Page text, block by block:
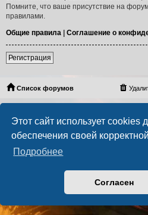
Этот сайт использует cookies
обеспечения своей
Подробнее
Согласен
Помните, что ваше присутствие на
правилами.
Общие правила | Соглашение о
Регистрация
Список форумов
Русская
PS4 Pro style ©
Конфиденциальность